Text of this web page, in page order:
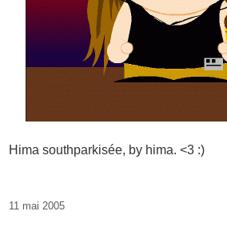
Hima southparkisée, by hima. <3 :)
11 mai 2005